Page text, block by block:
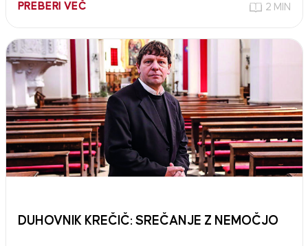
PREBERI VEČ 2 MIN
DUHOVNIK KREČIČ: SREČANJE Z NEMOČJO